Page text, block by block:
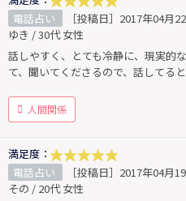
電話占い
［投稿日］2017年04月
ゆき / 30代 女性
話しやすく、とても冷静に、現実的
て、聞いてくださるので、話してる
人間関係
満足度：
電話占い
［投稿日］2017年04月
その / 20代 女性